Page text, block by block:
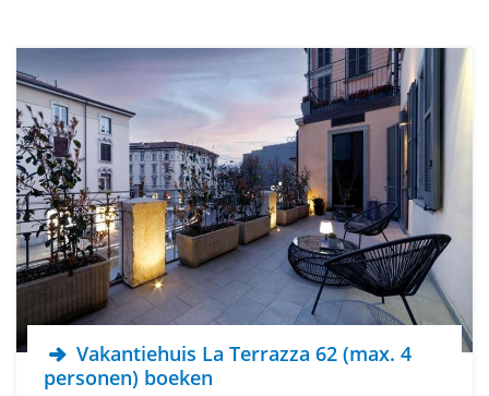
Vakantiehuis La Terrazza 62 (max. 4
personen) boeken